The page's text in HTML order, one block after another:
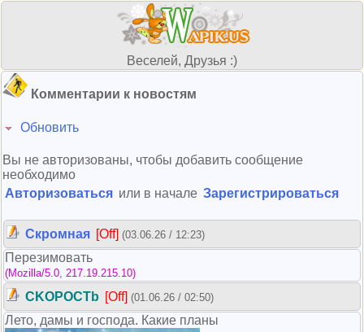
Веселей, Друзья :)
Комментарии к новостям
Обновить
Вы не авторизованы, чтобы добавить сообщение
необходимо
Авторизоваться или в начале Зарегистрироваться
Скромная [Off] (03.06.26 / 12:23)
Перезимовать
(Mozilla/5.0, 217.19.215.10)
CKOPOCTb [Off] (01.06.26 / 02:50)
Лето, дамы и господа. Какие планы